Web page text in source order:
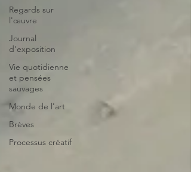
Regards sur
l'œuvre
Journal
d'exposition
Vie quotidienne
et pensées
sauvages
Monde de l'art
Brèves
Processus créatif